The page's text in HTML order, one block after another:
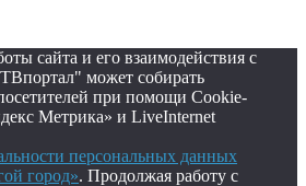
сайта и его взаимодействия с
может собирать
при помощи Cookie-
Метрика» и LiveInternet
персональных данных
город». Продолжая работу с